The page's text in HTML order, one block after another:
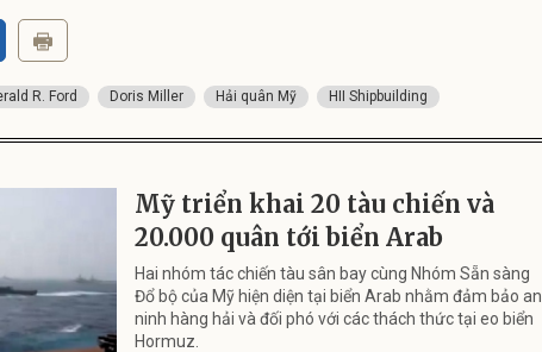
R. Ford Doris Miller Hải quân Mỹ HII Shipbuilding
Mỹ triển khai 20 tàu chiến và
20.000 quân tới biển Arab
Hai nhóm tác chiến tàu sân bay cùng Nhóm Sẵn sàng
Đổ bộ của Mỹ hiện diện tại biển Arab nhằm đảm bảo an
ninh hàng hải và đối phó với các thách thức tại eo biển
Hormuz.